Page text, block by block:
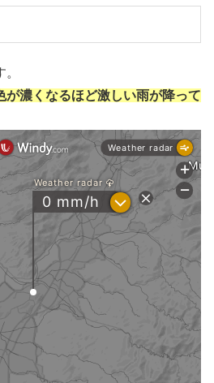
濃くなるほど激しい雨が降って